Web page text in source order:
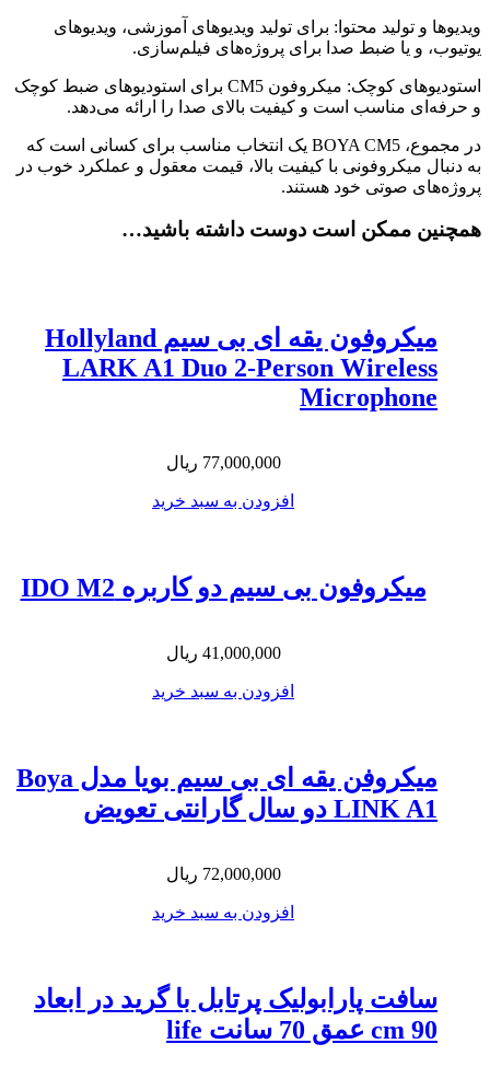
ویدیوها و تولید محتوا: برای تولید ویدیوهای آموزشی، ویدیوهای
یوتیوب، و یا ضبط صدا برای پروژه‌های فیلم‌سازی.
استودیوهای کوچک: میکروفون CM5 برای استودیوهای ضبط کوچک
و حرفه‌ای مناسب است و کیفیت بالای صدا را ارائه می‌دهد.
در مجموع، BOYA CM5 یک انتخاب مناسب برای کسانی است که
به دنبال میکروفونی با کیفیت بالا، قیمت معقول و عملکرد خوب در
پروژه‌های صوتی خود هستند.
همچنین ممکن است دوست داشته باشید…
میکروفون یقه ای بی سیم Hollyland
LARK A1 Duo 2-Person Wireless
Microphone
77,000,000 ریال
افزودن به سبد خرید
میکروفون بی سیم دو کاربره IDO M2
41,000,000 ریال
افزودن به سبد خرید
میکروفن یقه ای بی سیم بویا مدل Boya
LINK A1 دو سال گارانتی تعویض
72,000,000 ریال
افزودن به سبد خرید
سافت پارابولیک پرتابل با گرید در ابعاد
90 cm عمق 70 سانت life